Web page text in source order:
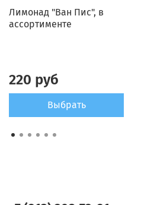
Лимонад "Ван Пис", в
ассортименте
220 руб
Выбрать